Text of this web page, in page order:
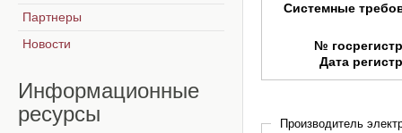
Системные
№
Дата
Производитель
Партнеры
Новости
Информационные
ресурсы